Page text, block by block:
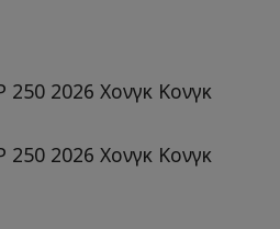
250 2026 Χονγκ Κονγκ
250 2026 Χονγκ Κονγκ